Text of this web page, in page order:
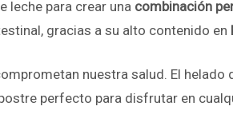
leche para crear una combinación
gracias a su alto contenido en
nuestra salud. El
perfecto para disfrutar en